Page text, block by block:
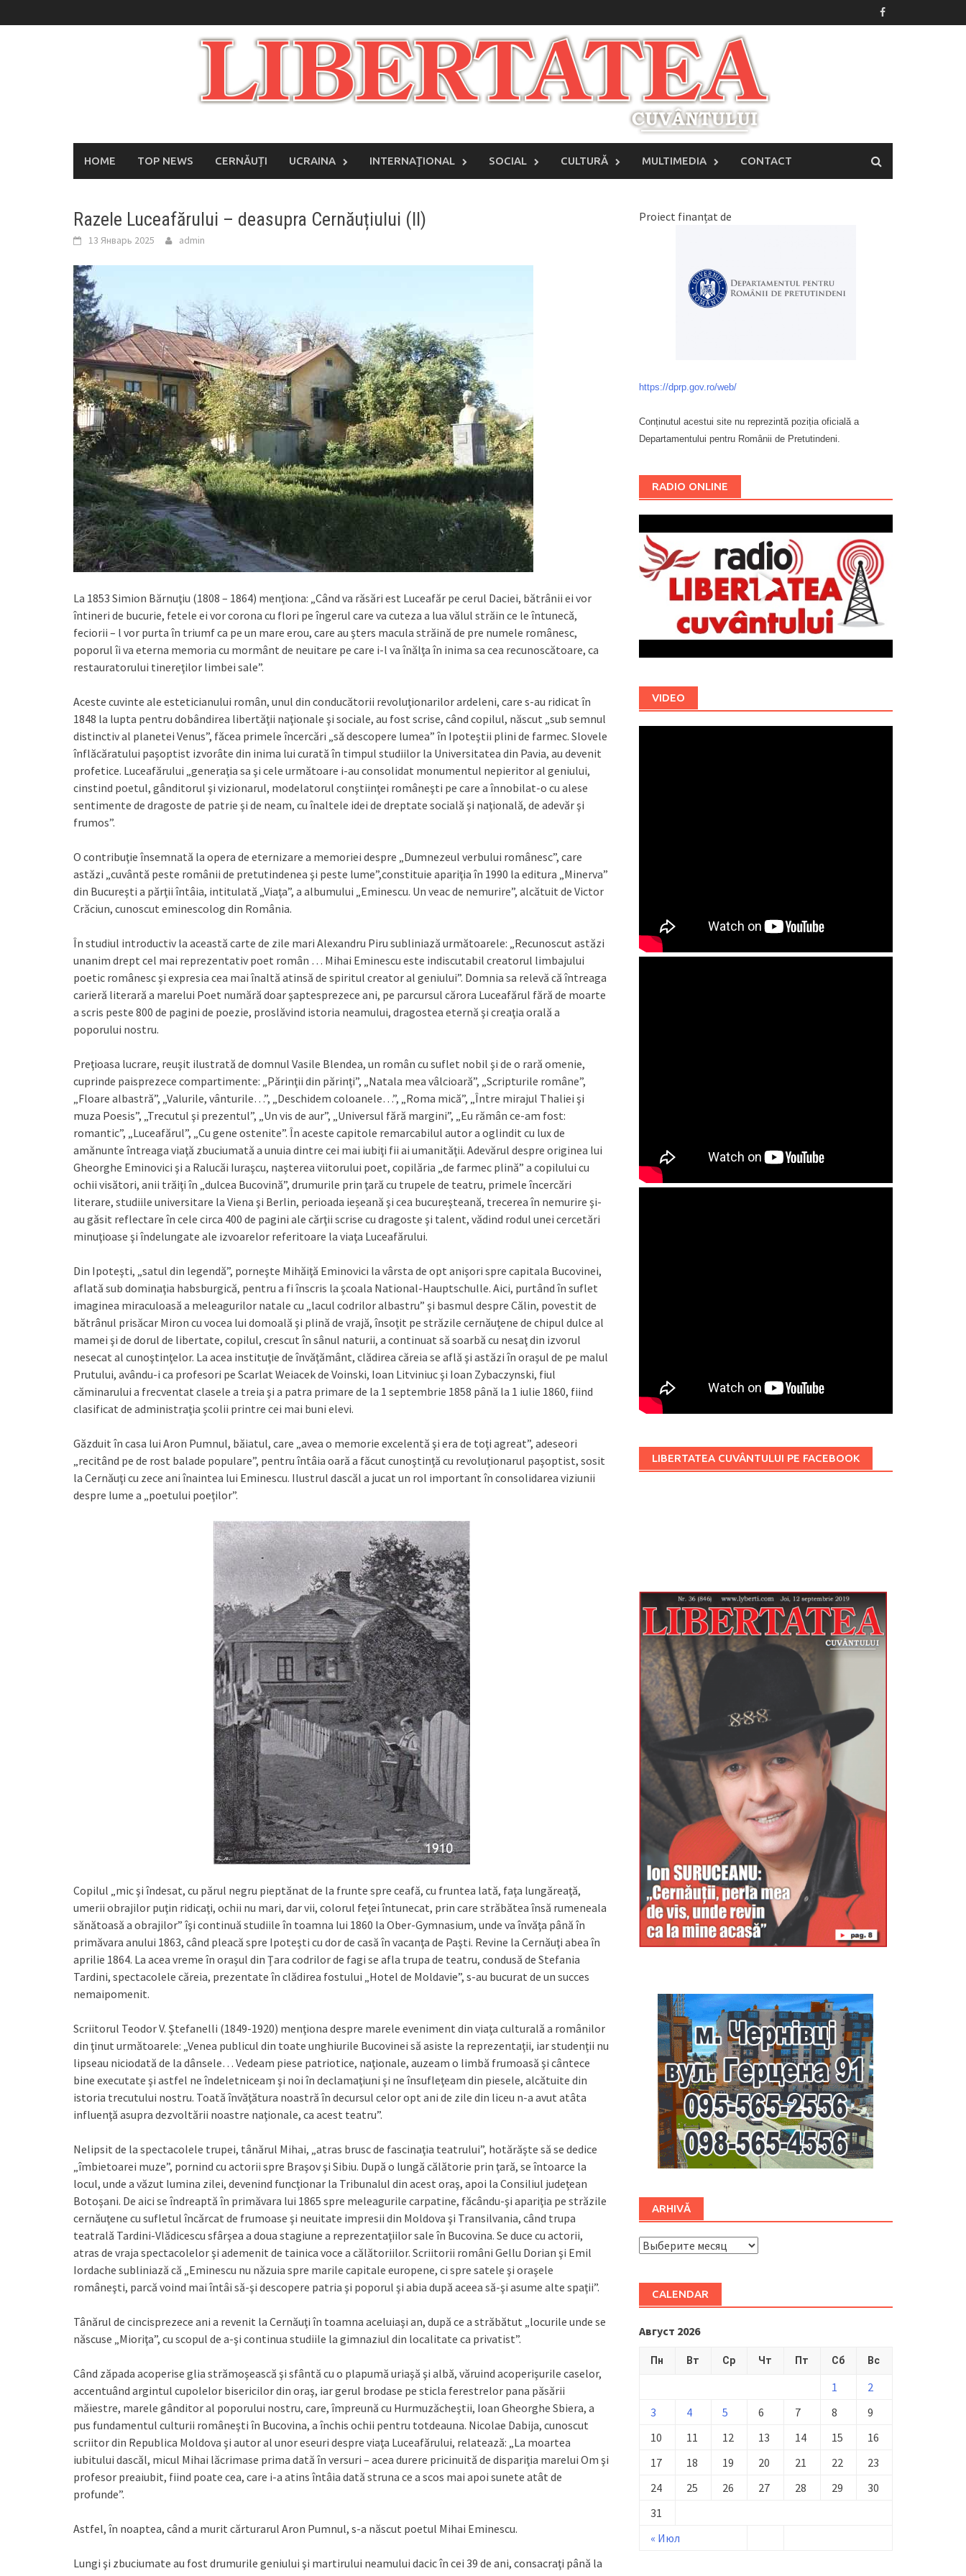
to
HOME TOP NEWS CERNĂUȚI UCRAINA INTERNAŢIONAL SOCIAL CULTURĂ MULTIMEDIA CONTACT
Razele Luceafărului – deasupra Cernăuțiului (II)
13 Январь 2025 admin
La 1853 Simion Bărnuţiu (1808 – 1864) menţiona: „Când va răsări est Luceafăr pe cerul Daciei, bătrânii ei vor
întineri de bucurie, fetele ei vor corona cu flori pe îngerul care va cuteza a lua vălul străin ce le întunecă,
feciorii – l vor purta în triumf ca pe un mare erou, care au şters macula străină de pre numele românesc,
poporul îi va eterna memoria cu mormânt de neuitare pe care i-l va înălţa în inima sa cea recunoscătoare, ca
restauratorului tinereţilor limbei sale”.
Aceste cuvinte ale esteticianului român, unul din conducătorii revoluţionarilor ardeleni, care s-au ridicat în
1848 la lupta pentru dobândirea libertăţii naţionale şi sociale, au fost scrise, când copilul, născut „sub semnul
distinctiv al planetei Venus”, făcea primele încercări „să descopere lumea” în Ipoteştii plini de farmec. Slovele
înflăcăratului paşoptist izvorâte din inima lui curată în timpul studiilor la Universitatea din Pavia, au devenit
profetice. Luceafărului „generaţia sa şi cele următoare i-au consolidat monumentul nepieritor al geniului,
cinstind poetul, gânditorul şi vizionarul, modelatorul conştiinţei româneşti pe care a înnobilat-o cu alese
sentimente de dragoste de patrie şi de neam, cu înaltele idei de dreptate socială şi naţională, de adevăr şi
frumos”.
O contribuţie însemnată la opera de eternizare a memoriei despre „Dumnezeul verbului românesc”, care
astăzi „cuvântă peste românii de pretutindenea şi peste lume”,constituie apariţia în 1990 la editura „Minerva”
din Bucureşti a părţii întâia, intitulată „Viaţa”, a albumului „Eminescu. Un veac de nemurire”, alcătuit de Victor
Crăciun, cunoscut eminescolog din România.
În studiul introductiv la această carte de zile mari Alexandru Piru subliniază următoarele: „Recunoscut astăzi
unanim drept cel mai reprezentativ poet român … Mihai Eminescu este indiscutabil creatorul limbajului
poetic românesc şi expresia cea mai înaltă atinsă de spiritul creator al geniului”. Domnia sa relevă că întreaga
carieră literară a marelui Poet numără doar şaptesprezece ani, pe parcursul cărora Luceafărul fără de moarte
a scris peste 800 de pagini de poezie, proslăvind istoria neamului, dragostea eternă şi creaţia orală a
poporului nostru.
Preţioasa lucrare, reuşit ilustrată de domnul Vasile Blendea, un român cu suflet nobil şi de o rară omenie,
cuprinde paisprezece compartimente: „Părinţii din părinţi”, „Natala mea vâlcioară”, „Scripturile române”,
„Floare albastră”, „Valurile, vânturile…”, „Deschidem coloanele…”, „Roma mică”, „Între mirajul Thaliei şi
muza Poesis”, „Trecutul şi prezentul”, „Un vis de aur”, „Universul fără margini”, „Eu rămân ce-am fost:
romantic”, „Luceafărul”, „Cu gene ostenite”. În aceste capitole remarcabilul autor a oglindit cu lux de
amănunte întreaga viaţă zbuciumată a unuia dintre cei mai iubiţi fii ai umanităţii. Adevărul despre originea lui
Gheorghe Eminovici şi a Ralucăi Iuraşcu, naşterea viitorului poet, copilăria „de farmec plină” a copilului cu
ochii visători, anii trăiţi în „dulcea Bucovină”, drumurile prin ţară cu trupele de teatru, primele încercări
literare, studiile universitare la Viena şi Berlin, perioada ieșeană şi cea bucureşteană, trecerea în nemurire şi-
au găsit reflectare în cele circa 400 de pagini ale cărţii scrise cu dragoste şi talent, vădind rodul unei cercetări
minuţioase şi îndelungate ale izvoarelor referitoare la viaţa Luceafărului.
Din Ipoteşti, „satul din legendă”, porneşte Mihăiţă Eminovici la vârsta de opt anişori spre capitala Bucovinei,
aflată sub dominaţia habsburgică, pentru a fi înscris la şcoala National-Hauptschulle. Aici, purtând în suflet
imaginea miraculoasă a meleagurilor natale cu „lacul codrilor albastru” şi basmul despre Călin, povestit de
bătrânul prisăcar Miron cu vocea lui domoală şi plină de vrajă, însoţit pe străzile cernăuţene de chipul dulce al
mamei şi de dorul de libertate, copilul, crescut în sânul naturii, a continuat să soarbă cu nesaţ din izvorul
nesecat al cunoştinţelor. La acea instituţie de învăţământ, clădirea căreia se află şi astăzi în oraşul de pe malul
Prutului, avându-i ca profesori pe Scarlat Weiacek de Voinski, Ioan Litviniuc şi Ioan Zybaczynski, fiul
căminarului a frecventat clasele a treia şi a patra primare de la 1 septembrie 1858 până la 1 iulie 1860, fiind
clasificat de administraţia şcolii printre cei mai buni elevi.
Găzduit în casa lui Aron Pumnul, băiatul, care „avea o memorie excelentă şi era de toţi agreat”, adeseori
„recitând pe de rost balade populare”, pentru întâia oară a făcut cunoştinţă cu revoluţionarul paşoptist, sosit
la Cernăuţi cu zece ani înaintea lui Eminescu. Ilustrul dascăl a jucat un rol important în consolidarea viziunii
despre lume a „poetului poeţilor”.
Copilul „mic şi îndesat, cu părul negru pieptănat de la frunte spre ceafă, cu fruntea lată, faţa lungăreaţă,
umerii obrajilor puţin ridicaţi, ochii nu mari, dar vii, colorul feţei întunecat, prin care străbătea însă rumeneala
sănătoasă a obrajilor” îşi continuă studiile în toamna lui 1860 la Ober-Gymnasium, unde va învăţa până în
primăvara anului 1863, când pleacă spre Ipoteşti cu dor de casă în vacanţa de Paşti. Revine la Cernăuţi abea în
aprilie 1864. La acea vreme în oraşul din Ţara codrilor de fagi se afla trupa de teatru, condusă de Stefania
Tardini, spectacolele căreia, prezentate în clădirea fostului „Hotel de Moldavie”, s-au bucurat de un succes
nemaipomenit.
Scriitorul Teodor V. Ştefanelli (1849-1920) menţiona despre marele eveniment din viaţa culturală a românilor
din ţinut următoarele: „Venea publicul din toate unghiurile Bucovinei să asiste la reprezentaţii, iar studenţii nu
lipseau niciodată de la dânsele… Vedeam piese patriotice, naţionale, auzeam o limbă frumoasă şi cântece
bine executate şi astfel ne îndeletniceam şi noi în declamaţiuni şi ne însufleţeam din piesele, alcătuite din
istoria trecutului nostru. Toată învăţătura noastră în decursul celor opt ani de zile din liceu n-a avut atâta
influenţă asupra dezvoltării noastre naţionale, ca acest teatru”.
Nelipsit de la spectacolele trupei, tânărul Mihai, „atras brusc de fascinaţia teatrului”, hotărăşte să se dedice
„îmbietoarei muze”, pornind cu actorii spre Braşov şi Sibiu. După o lungă călătorie prin ţară, se întoarce la
locul, unde a văzut lumina zilei, devenind funcţionar la Tribunalul din acest oraş, apoi la Consiliul judeţean
Botoşani. De aici se îndreaptă în primăvara lui 1865 spre meleagurile carpatine, făcându-şi apariţia pe străzile
cernăuţene cu sufletul încărcat de frumoase şi neuitate impresii din Moldova şi Transilvania, când trupa
teatrală Tardini-Vlădicescu sfârşea a doua stagiune a reprezentaţiilor sale în Bucovina. Se duce cu actorii,
atras de vraja spectacolelor şi ademenit de tainica voce a călătoriilor. Scriitorii români Gellu Dorian şi Emil
Iordache subliniază că „Eminescu nu năzuia spre marile capitale europene, ci spre satele şi oraşele
româneşti, parcă voind mai întâi să-şi descopere patria şi poporul şi abia după aceea să-şi asume alte spaţii”.
Tânărul de cincisprezece ani a revenit la Cernăuţi în toamna aceluiaşi an, după ce a străbătut „locurile unde se
născuse „Mioriţa”, cu scopul de a-şi continua studiile la gimnaziul din localitate ca privatist”.
Când zăpada acoperise glia strămoşească şi sfântă cu o plapumă uriaşă şi albă, văruind acoperişurile caselor,
accentuând argintul cupolelor bisericilor din oraş, iar gerul brodase pe sticla ferestrelor pana păsării
măiestre, marele gânditor al poporului nostru, care, împreună cu Hurmuzăcheştii, Ioan Gheorghe Sbiera, a
pus fundamentul culturii româneşti în Bucovina, a închis ochii pentru totdeauna. Nicolae Dabija, cunoscut
scriitor din Republica Moldova şi autor al unor eseuri despre viaţa Luceafărului, relatează: „La moartea
iubitului dascăl, micul Mihai lăcrimase prima dată în versuri – acea durere pricinuită de dispariţia marelui Om şi
profesor preaiubit, fiind poate cea, care i-a atins întâia dată struna ce a scos mai apoi sunete atât de
profunde”.
Astfel, în noaptea, când a murit cărturarul Aron Pumnul, s-a născut poetul Mihai Eminescu.
Lungi şi zbuciumate au fost drumurile geniului şi martirului neamului dacic în cei 39 de ani, consacraţi până la
Proiect finanțat de
https://dprp.gov.ro/web/
Conținutul acestui site nu reprezintă poziția oficială a
Departamentului pentru Românii de Pretutindeni.
RADIO ONLINE
VIDEO
LIBERTATEA CUVÂNTULUI PE FACEBOOK
ARHIVĂ
ARHIVĂ
CALENDAR
Август 2026
Пн Вт Ср Чт Пт Сб Вс
« Июл
1
2
3
4 5 6 7 8
9
10
11 12 13 14 15
16
17
18 19 20 21 22
23
24
25 26 27 28 29
30
31